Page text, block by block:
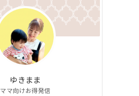
ゆきまま
ママ向けお得発信